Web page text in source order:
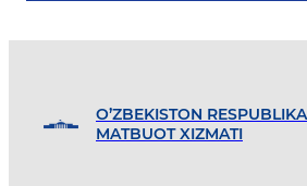
O’ZBEKISTON
MATBUOT XIZMATI